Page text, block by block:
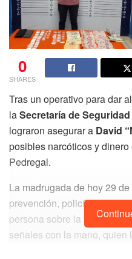
0
SHARES
Tras un operativo para dar
laSecretaría de
lograron asegurar a David
posibles narcóticos y
Pedregal.
La madrugada de hoy 29
prevención, policías
persona sobre la avenida
señales con la mano, quien